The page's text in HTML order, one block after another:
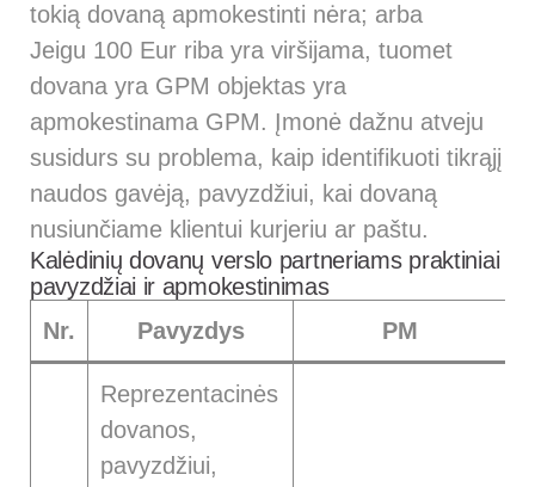
tokią dovaną apmokestinti nėra; arba
Jeigu 100 Eur riba yra viršijama, tuomet
dovana yra GPM objektas yra
apmokestinama GPM. Įmonė dažnu atveju
susidurs su problema, kaip identifikuoti tikrąjį
naudos gavėją, pavyzdžiui, kai dovaną
nusiunčiame klientui kurjeriu ar paštu.
Kalėdinių dovanų verslo partneriams praktiniai
pavyzdžiai ir apmokestinimas
Nr.
Pavyzdys PM
Reprezentacinės
dovanos,
pavyzdžiui,